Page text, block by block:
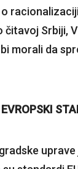
čitavoj Srbiji,
morali da